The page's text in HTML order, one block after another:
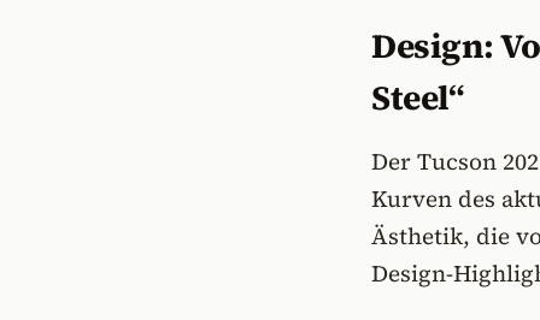
Design:
Steel“
Der Tucson
Kurven des
Ästhetik, die
Design-